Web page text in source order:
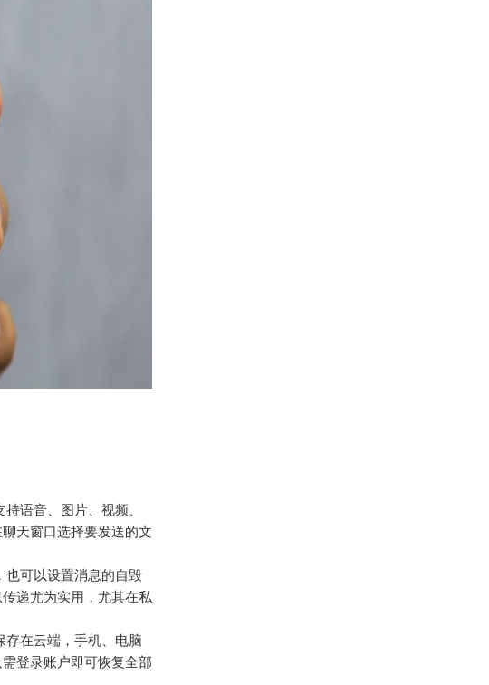
语音、图片、视频、
天窗口选择要发送的文
也可以设置消息的自毁
递尤为实用，尤其在私
存在云端，手机、电脑
登录账户即可恢复全部